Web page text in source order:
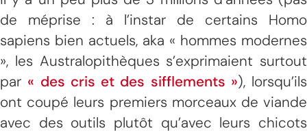
de méprise : à l’instar de certains Homo
sapiens bien actuels, aka « hommes modernes
», les Australopithèques s’exprimaient surtout
par « des cris et des sifflements »), lorsqu’ils
ont coupé leurs premiers morceaux de viande
avec des outils plutôt qu’avec leurs chicots